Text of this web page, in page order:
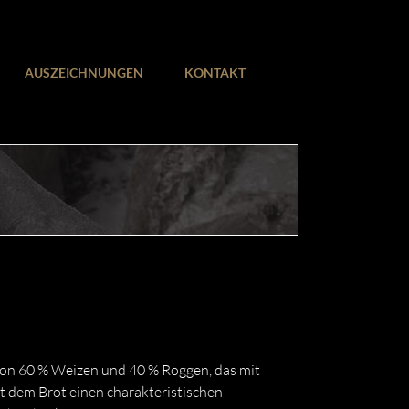
AUSZEICHNUNGEN KONTAKT
60 % Weizen und 40 % Roggen, das mit
Brot einen charakteristischen